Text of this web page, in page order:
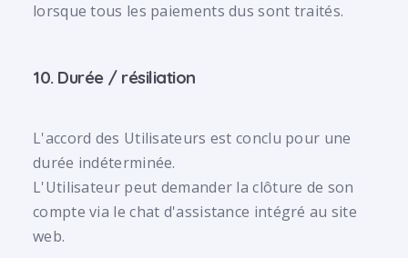
lorsque tous les paiements dus sont traités.
10. Durée / résiliation
L'accord des Utilisateurs est conclu pour une
durée indéterminée.
L'Utilisateur peut demander la clôture de son
compte via le chat d'assistance intégré au site
web.